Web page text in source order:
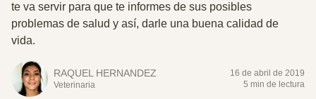
te va servir para que te informes de sus posibles
problemas de salud y así, darle una buena calidad de
vida.
RAQUEL HERNANDEZ
Veterinaria
16 de abril de 2019
5 min de lectura